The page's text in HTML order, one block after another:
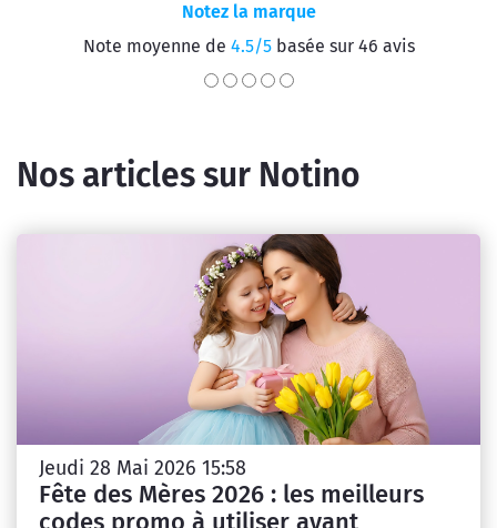
Notez la marque
Note moyenne de 4.5/5basée sur 46 avis
Nos articles sur Notino
Jeudi 28 Mai 2026 15:58
Fête des Mères 2026 : les meilleurs
codes promo à utiliser avant